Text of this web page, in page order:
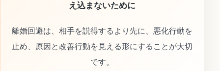
え込まないために
離婚回避は、相手を説得するより先に、悪化行動を
止め、原因と改善行動を見える形にすることが大切
です。